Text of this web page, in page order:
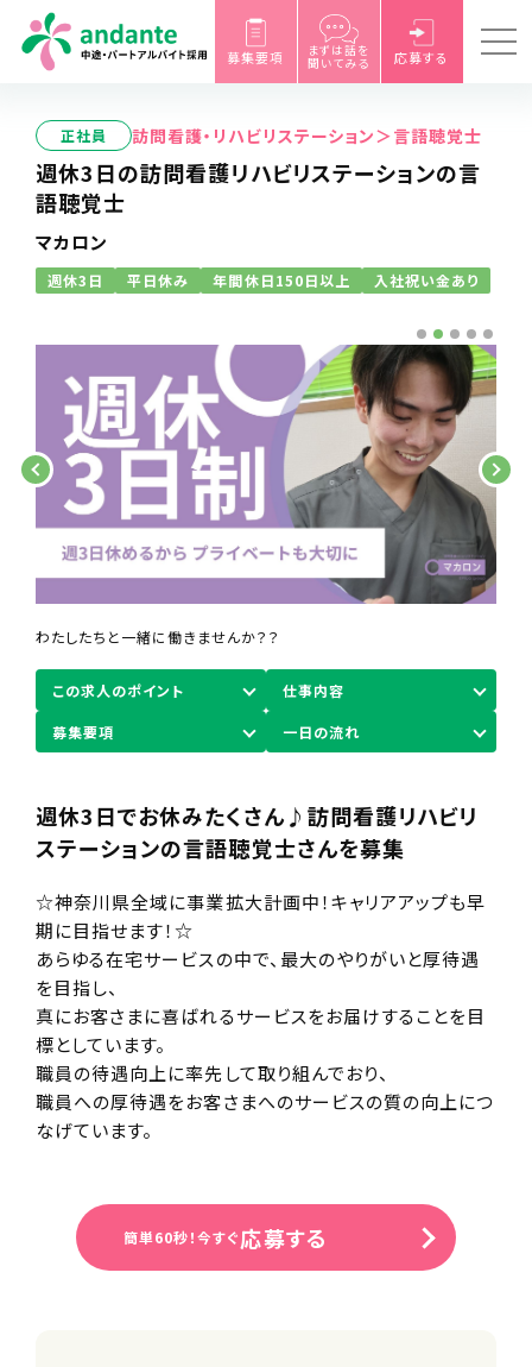
募集要項 まずは話を
聞いてみる 応募する
正社員 訪問看護・リハビリステーション＞言語聴覚士
週休3日の訪問看護リハビリステーションの言
語聴覚士
マカロン
週休3日 平日休み 年間休日150日以上 入社祝い金あり
わたしたちと一緒に働きませんか？？
この求人のポイント 仕事内容
募集要項 一日の流れ
週休3日でお休みたくさん♪訪問看護リハビリ
ステーションの言語聴覚士さんを募集
☆神奈川県全域に事業拡大計画中！キャリアアップも早
期に目指せます！☆
あらゆる在宅サービスの中で、最大のやりがいと厚待遇
を目指し、
真にお客さまに喜ばれるサービスをお届けすることを目
標としています。
職員の待遇向上に率先して取り組んでおり、
職員への厚待遇をお客さまへのサービスの質の向上につ
なげています。
簡単60秒！今すぐ応募する